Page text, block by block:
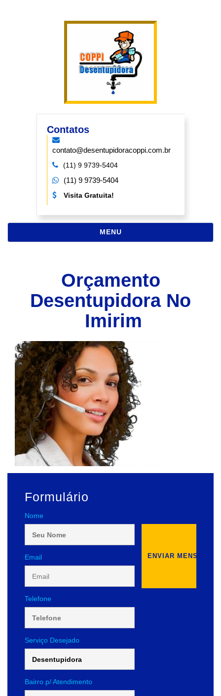
Contatos
contato@desentupidoracoppi.com.br
(11) 9 9739-5404
(11) 9 9739-5404
Visita Gratuita!
MENUNAVEGAÇÃO
Orçamento
Desentupidora No
Imirim
Formulário
Nome
Email
Telefone
Serviço Desejado
Bairro p/ Atendimento